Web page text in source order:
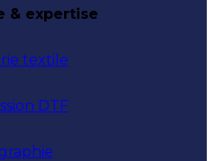
& expertise
textile
DTF